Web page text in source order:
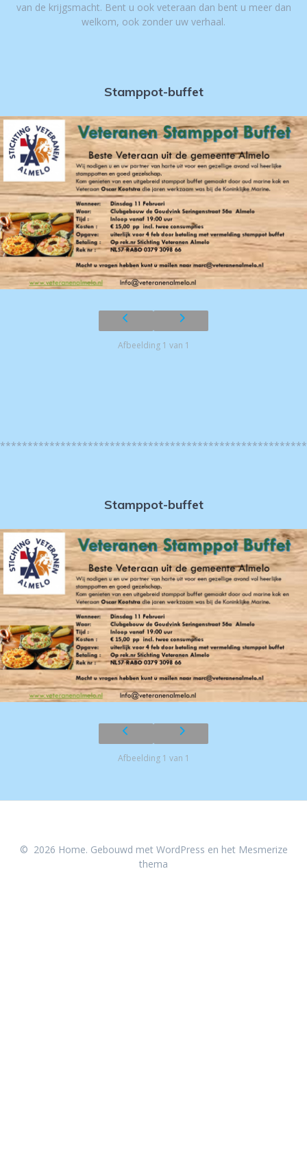
van de krijgsmacht. Bent u ook veteraan dan bent u meer dan
welkom, ook zonder uw verhaal.
Stamppot-buffet
Afbeelding 1 van 1
Stamppot-buffet
Afbeelding 1 van 1
© 2026 Home. Gebouwd met WordPress en het Mesmerize
thema